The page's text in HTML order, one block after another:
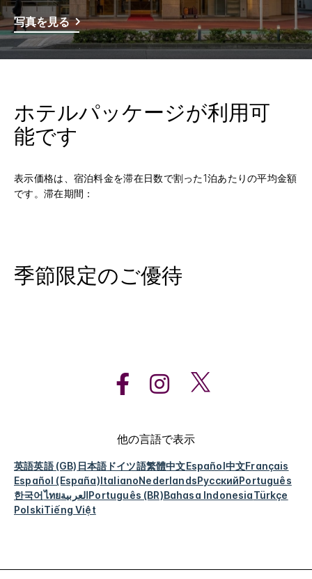
写真を見る
ホテルパッケージが利用可
能です
表示価格は、宿泊料金を滞在日数で割った1泊あたりの平均金額
です。滞在期間：
季節限定のご優待
他の言語で表示
英語英語 (GB) 日本語 ドイツ語繁體中文Español中文Français
Español (España)ItalianoNederlandsРусскийPortuguês
한국어ไทยالعربيةPortuguês (BR)Bahasa IndonesiaTürkçe
PolskiTiếng Việt